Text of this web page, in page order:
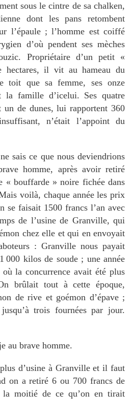
sous le cintre de sa chalken,
dont les pans retombent
l’épaule ; l’homme est coiffé
d’où pendent ses mèches
Propriétaire d’un petit «
hectares, il vit au hameau du
toit que sa femme, ses onze
la famille d’icelui. Ses quatre
un de dunes, lui rapportent 360
n’était l’appoint du
sais ce que nous deviendrions
homme, après avoir retiré
« bouffarde » noire fichée dans
voilà, chaque année les prix
se faisait 1500 francs l’an avec
de l’usine de Granville, qui
chez elle et qui en envoyait
: Granville nous payait
000 kilos de soude ; une année
la concurrence avait été plus
brûlait tout à cette époque,
de rive et goémon d’épave ;
trois fournées par jour.
au brave homme.
d’usine à Granville et il faut
on a retiré 6 ou 700 francs de
la moitié de ce qu’on en tirait